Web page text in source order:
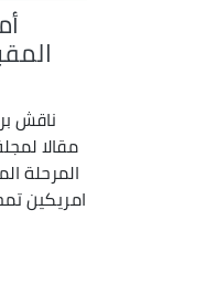
ناقش
مقالا
المرحلة
امريكين